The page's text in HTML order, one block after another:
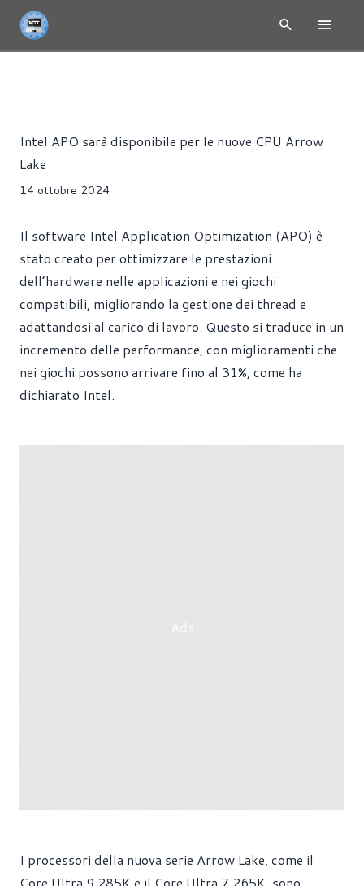
Intel APO sarà disponibile per le nuove CPU Arrow
Lake
14 ottobre 2024
Il software Intel Application Optimization (APO) è
stato creato per ottimizzare le prestazioni
dell’hardware nelle applicazioni e nei giochi
compatibili, migliorando la gestione dei thread e
adattandosi al carico di lavoro. Questo si traduce in un
incremento delle performance, con miglioramenti che
nei giochi possono arrivare fino al 31%, come ha
dichiarato Intel.
I processori della nuova serie Arrow Lake, come il